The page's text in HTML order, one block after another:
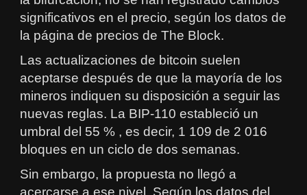
significativos en el precio, según los datos de
la página de precios de The Block.
Las actualizaciones de bitcoin suelen
aceptarse después de que la mayoría de los
mineros indiquen su disposición a seguir las
nuevas reglas. La BIP-110 estableció un
umbral del 55 % , es decir, 1 109 de 2 016
bloques en un ciclo de dos semanas.
Sin embargo, la propuesta no llegó a
acercarse a ese nivel. Según los datos del